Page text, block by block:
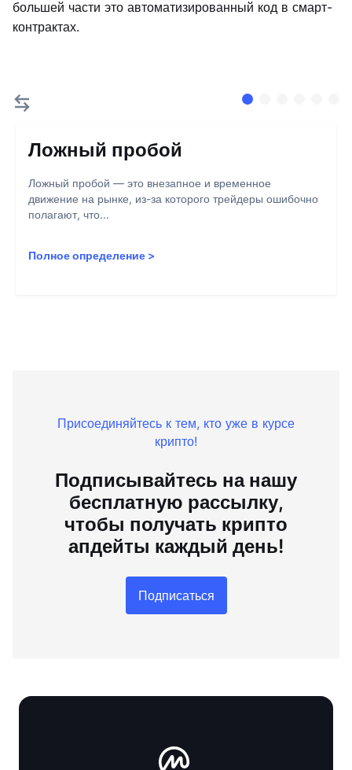
большей части это автоматизированный код в смарт-
контрактах.
Ложный пробой
Ложный пробой — это внезапное и временное
движение на рынке, из-за которого трейдеры ошибочно
полагают, что...
Полное определение >
Присоединяйтесь к тем, кто уже в курсе
крипто!
Подписывайтесь на нашу
бесплатную рассылку,
чтобы получать крипто
апдейты каждый день!
Подписаться